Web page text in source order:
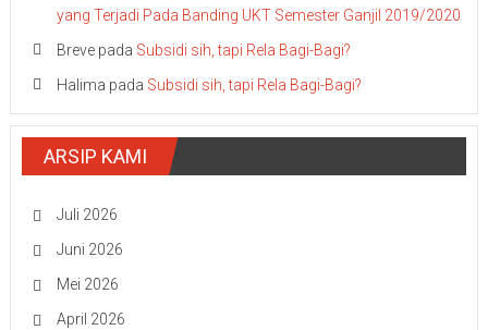
yang Terjadi Pada Banding UKT Semester Ganjil 2019/2020
Brevepada Subsidi sih, tapi Rela Bagi-Bagi?
Halima pada Subsidi sih, tapi Rela Bagi-Bagi?
ARSIP KAMI
Juli 2026
Juni 2026
Mei 2026
April 2026